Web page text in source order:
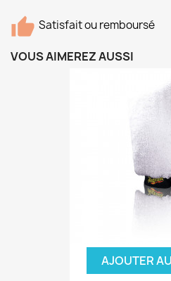
Satisfait ou remboursé
VOUS AIMEREZ AUSSI
AJOUTER